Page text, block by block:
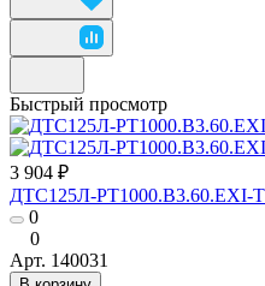
Быстрый просмотр
3 904 ₽
ДТС125Л-РТ1000.В3.60.ЕХI-
0
0
Арт. 140031